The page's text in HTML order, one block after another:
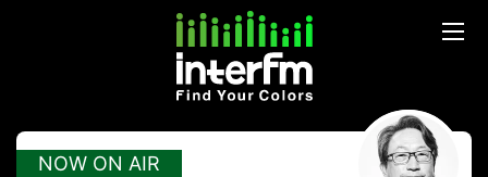
NOW ON AIR